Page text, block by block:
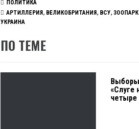
ПОЛИТИКА
АРТИЛЛЕРИЯ, ВЕЛИКОБРИТАНИЯ, ВСУ,
УКРАИНА
ПО ТЕМЕ
«Слуге
четыре